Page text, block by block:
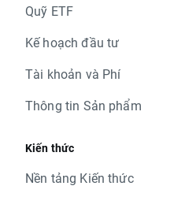
Quỹ ETF
Kế hoạch đầu tư
Tài khoản và Phí
Thông tin Sản phẩm
Kiến thức
Nền tảng Kiến thức